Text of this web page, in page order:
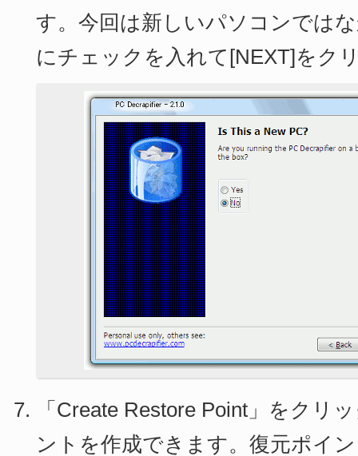
す。今回は新しいパソコンでは
にチェックを入れて[NEXT]をク
「Create Restore Point」をクリ
ントを作成できます。復元ポイ